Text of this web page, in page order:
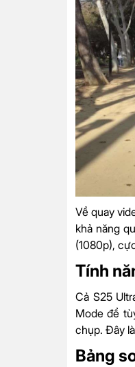
Về quay
khả năng
(1080p),
Tính
Cả S25
Mode để
chụp. Đây
Bảng